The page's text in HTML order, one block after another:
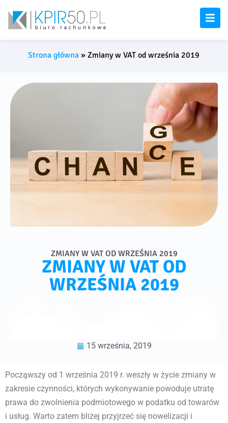
Strona główna » Zmiany w VAT od września 2019
ZMIANY W VAT OD WRZEŚNIA 2019
ZMIANY W VAT OD
WRZEŚNIA 2019
15 września, 2019
Począwszy od 1 września 2019 r. weszły w życie zmiany w
zakresie czynności, których wykonywanie powoduje utratę
prawa do zwolnienia podmiotowego w podatku od towarów
i usług. Warto zatem bliżej przyjrzeć się nowelizacji i